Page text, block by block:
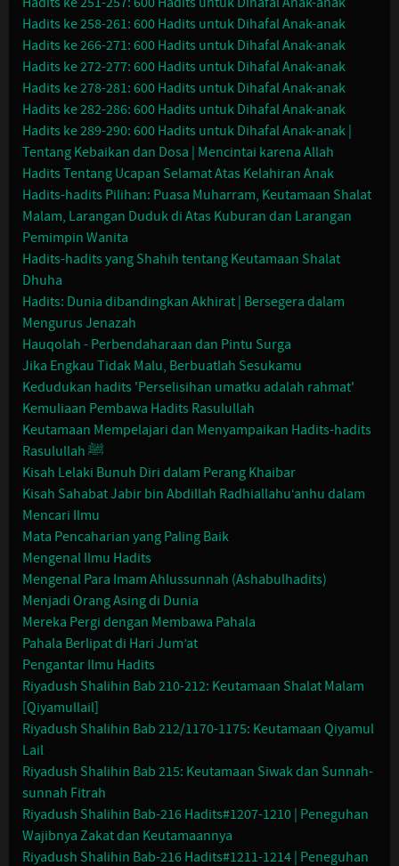
Hadits ke 258-261: 600 Hadits untuk Dihafal Anak-anak
Hadits ke 266-271: 600 Hadits untuk Dihafal Anak-anak
Hadits ke 272-277: 600 Hadits untuk Dihafal Anak-anak
Hadits ke 278-281: 600 Hadits untuk Dihafal Anak-anak
Hadits ke 282-286: 600 Hadits untuk Dihafal Anak-anak
Hadits ke 289-290: 600 Hadits untuk Dihafal Anak-anak |
Tentang Kebaikan dan Dosa | Mencintai karena Allah
Hadits Tentang Ucapan Selamat Atas Kelahiran Anak
Hadits-hadits Pilihan: Puasa Muharram, Keutamaan Shalat
Malam, Larangan Duduk di Atas Kuburan dan Larangan
Pemimpin Wanita
Hadits-hadits yang Shahih tentang Keutamaan Shalat
Dhuha
Hadits: Dunia dibandingkan Akhirat | Bersegera dalam
Mengurus Jenazah
Hauqolah - Perbendaharaan dan Pintu Surga
Jika Engkau Tidak Malu, Berbuatlah Sesukamu
Kedudukan hadits 'Perselisihan umatku adalah rahmat'
Kemuliaan Pembawa Hadits Rasulullah
Keutamaan Mempelajari dan Menyampaikan Hadits-hadits
Rasulullah ﷺ
Kisah Lelaki Bunuh Diri dalam Perang Khaibar
Kisah Sahabat Jabir bin Abdillah Radhiallahu‘anhu dalam
Mencari Ilmu
Mata Pencaharian yang Paling Baik
Mengenal Ilmu Hadits
Mengenal Para Imam Ahlussunnah (Ashabulhadits)
Menjadi Orang Asing di Dunia
Mereka Pergi dengan Membawa Pahala
Pahala Berlipat di Hari Jum’at
Pengantar Ilmu Hadits
Riyadush Shalihin Bab 210-212: Keutamaan Shalat Malam
[Qiyamullail]
Riyadush Shalihin Bab 212/1170-1175: Keutamaan Qiyamul
Lail
Riyadush Shalihin Bab 215: Keutamaan Siwak dan Sunnah-
sunnah Fitrah
Riyadush Shalihin Bab-216 Hadits#1207-1210 | Peneguhan
Wajibnya Zakat dan Keutamaannya
Riyadush Shalihin Bab-216 Hadits#1211-1214 | Peneguhan